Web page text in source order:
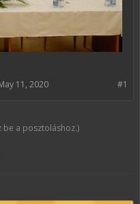
#1
11, 2020
be a posztoláshoz.)